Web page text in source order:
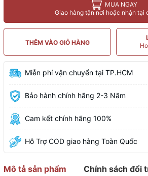
MUA NGAY
Giao hàng tận nơi hoặc nhận tại
THÊM VÀO GIỎ HÀNG
Miễn phí vận chuyển tại TP.HCM
Bảo hành chính hãng 2-3 Năm
Cam kết chính hãng 100%
Hỗ Trợ COD giao hàng Toàn Quốc
Mô tả sản phẩm Chính sách đổi